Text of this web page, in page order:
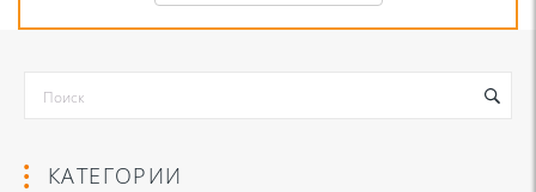
КАТЕГОРИИ